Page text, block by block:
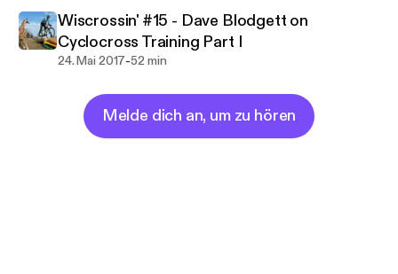
Wiscrossin' #15 - Dave Blodgett on
Cyclocross Training Part I
24. Mai 2017-52 min
Melde dich an, um zu hören